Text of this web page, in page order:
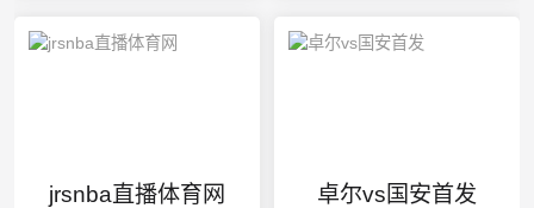
jrsnba直播体育网 卓尔vs国安首发